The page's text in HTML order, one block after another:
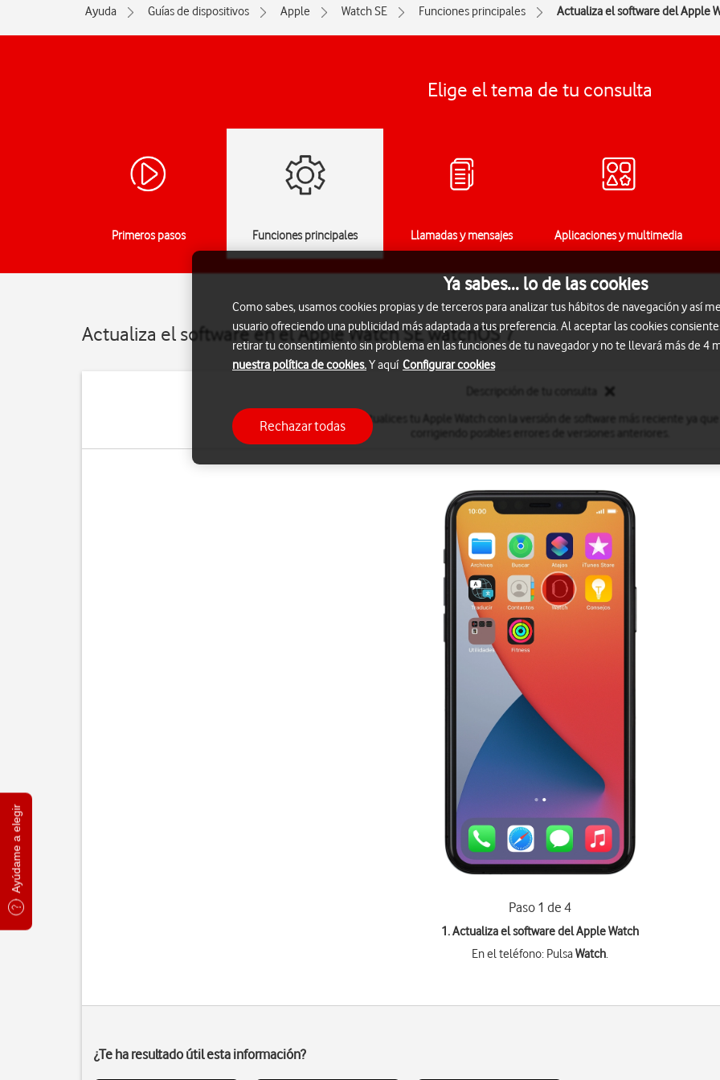
Ayúdame a elegir
Ayuda Guías de dispositivos Apple Watch SE Funciones principales Actualiza el software del Apple
Elige el tema de tu consulta
Primeros pasos Funciones principales Llamadas y mensajes Aplicaciones y multimedia
Actualiza el software en el Apple Watch SE watchOS 7
Se recomienda que actualices tu Apple Watch con la versión de software más reciente ya
Paso 1 de 4
1. Actualiza el software del Apple Watch
En el teléfono: PulsaWatch.
¿Te ha resultado útil esta información?
Ya sabes... lo de las cookies
Como sabes, usamos cookies propias y de terceros para analizar tus hábitos de navegación y así
usuario ofreciendo una publicidad más adaptada a tus preferencia. Al aceptar las cookies
retirar tu consentimiento sin problema en las funciones de tu navegador y no te llevará más de 4
nuestra política de cookies.Y aquí Configurar cookies
Rechazar todas